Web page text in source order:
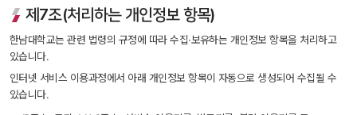
제7조(처리하는 개인정보 항목)
한남대학교는 관련 법령의 규정에 따라 수집·보유하는 개인정보 항목을 처리하고
있습니다.
인터넷 서비스 이용과정에서 아래 개인정보 항목이 자동으로 생성되어 수집될 수
있습니다.